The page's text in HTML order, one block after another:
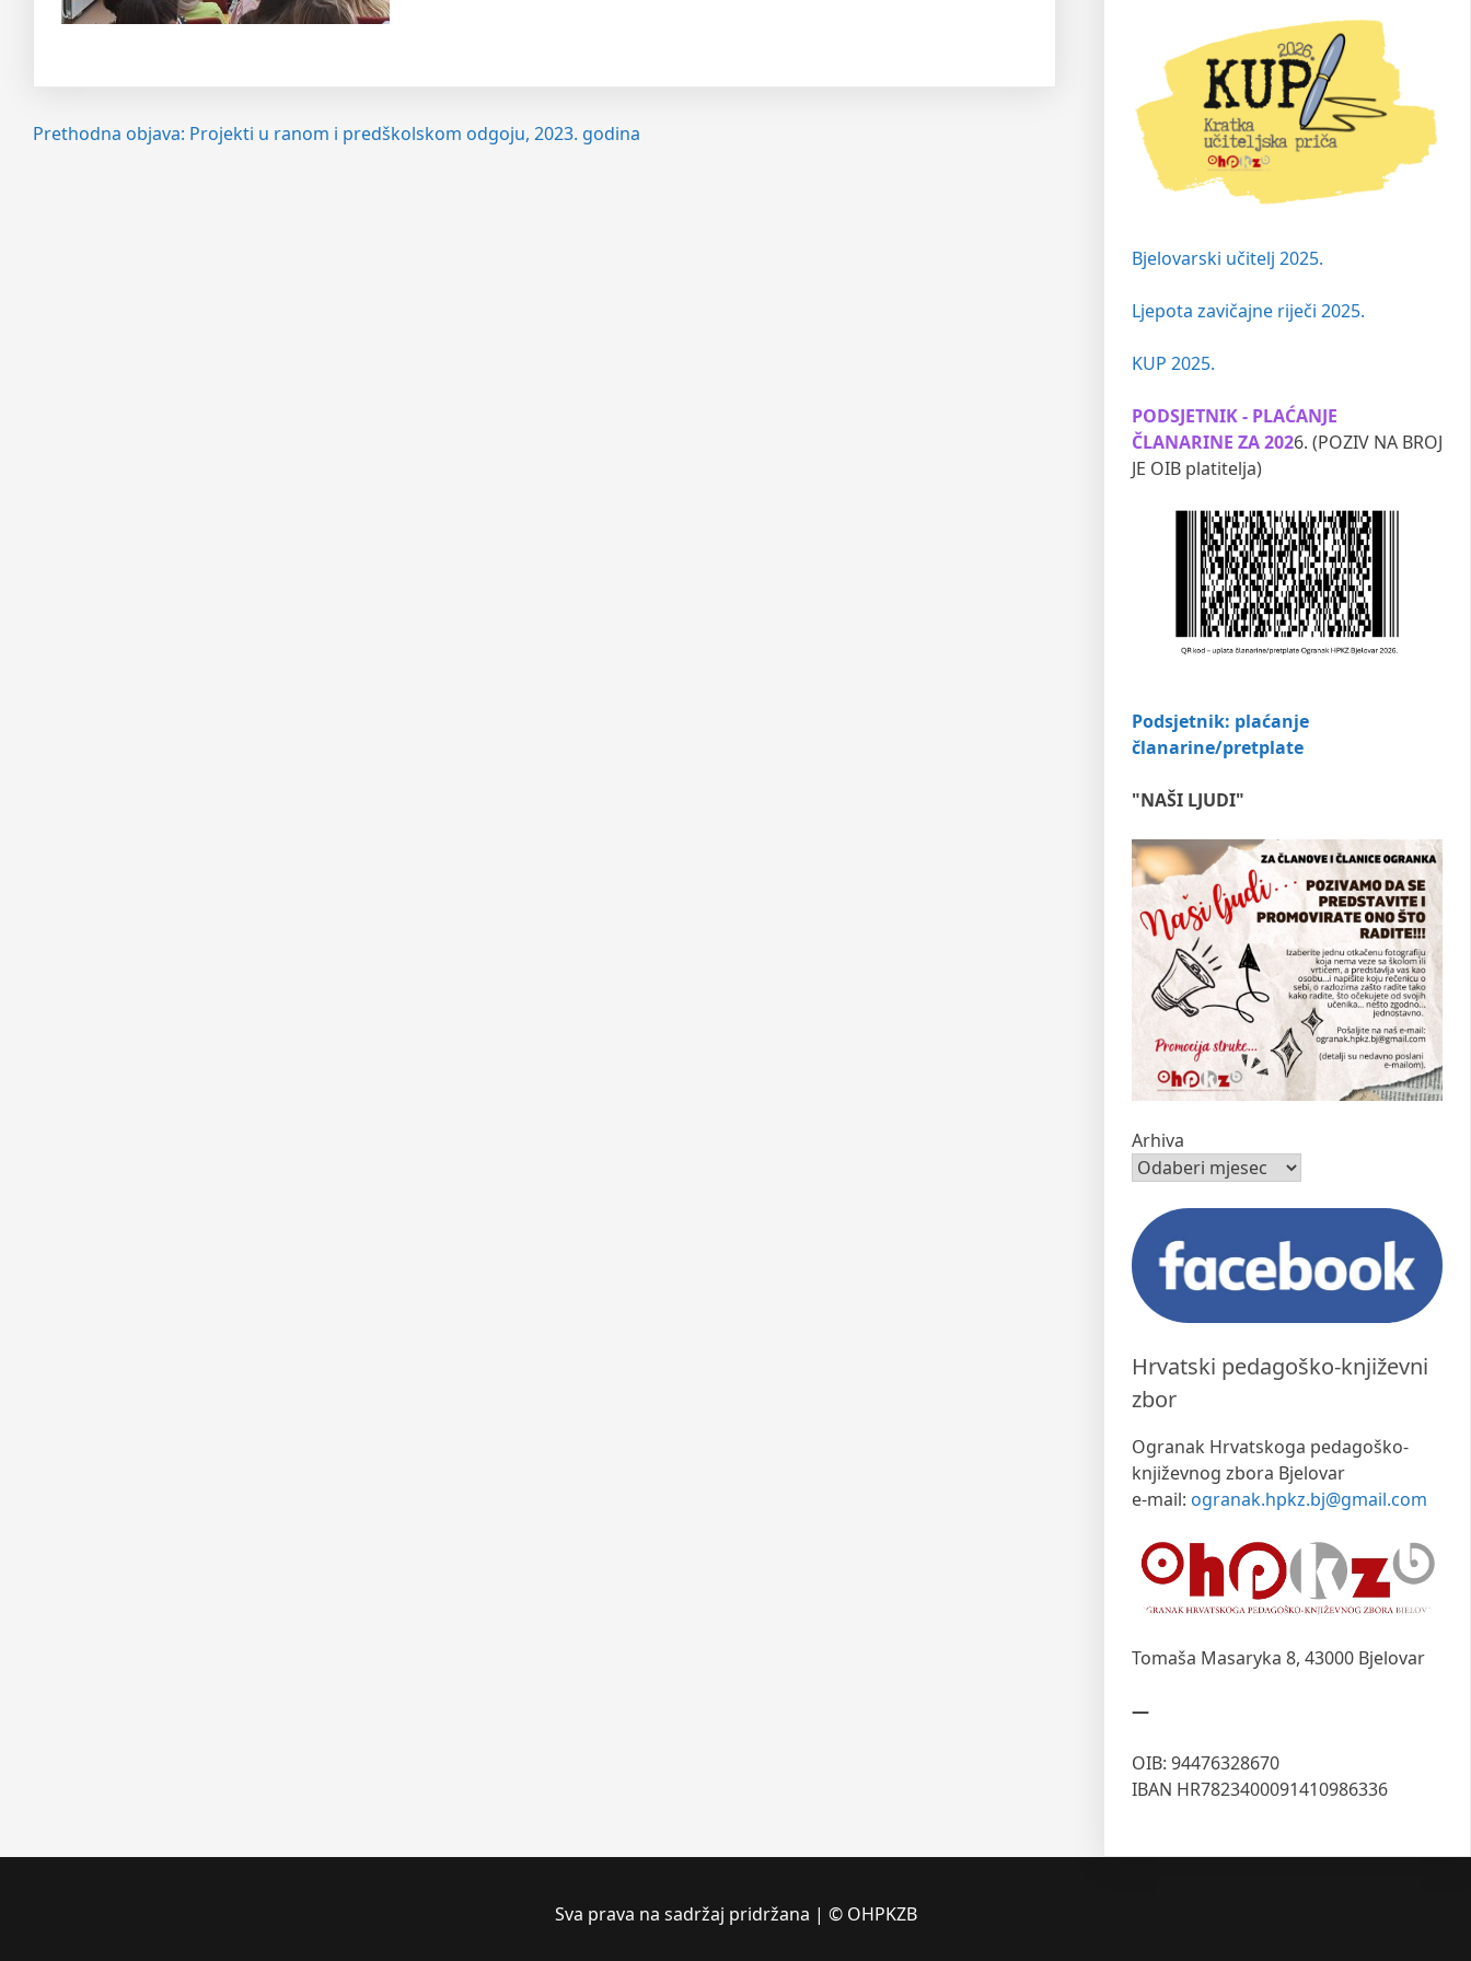
Navigacija
Prethodna objava: Projekti u ranom i predškolskom odgoju, 2023. godina
Bjelovarski učitelj 2025.
Ljepota zavičajne riječi 2025.
KUP 2025.
PODSJETNIK - PLAĆANJE
ČLANARINE ZA 2026. (POZIV NA BROJ
JE OIB platitelja)
Podsjetnik: plaćanje
članarine/pretplate
"NAŠI LJUDI"
Arhiva
Hrvatski pedagoško-književni
zbor
Ogranak Hrvatskoga pedagoško-
književnog zbora Bjelovar
e-mail: ogranak.hpkz.bj@gmail.com
Tomaša Masaryka 8, 43000 Bjelovar
—
OIB: 94476328670
IBAN HR7823400091410986336
Sva prava na sadržaj pridržana | © OHPKZB